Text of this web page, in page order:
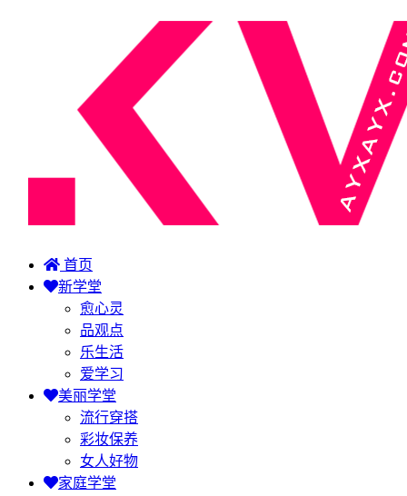
首页
新学堂
愈心灵
品观点
乐生活
爱学习
美丽学堂
流行穿搭
彩妆保养
女人好物
家庭学堂